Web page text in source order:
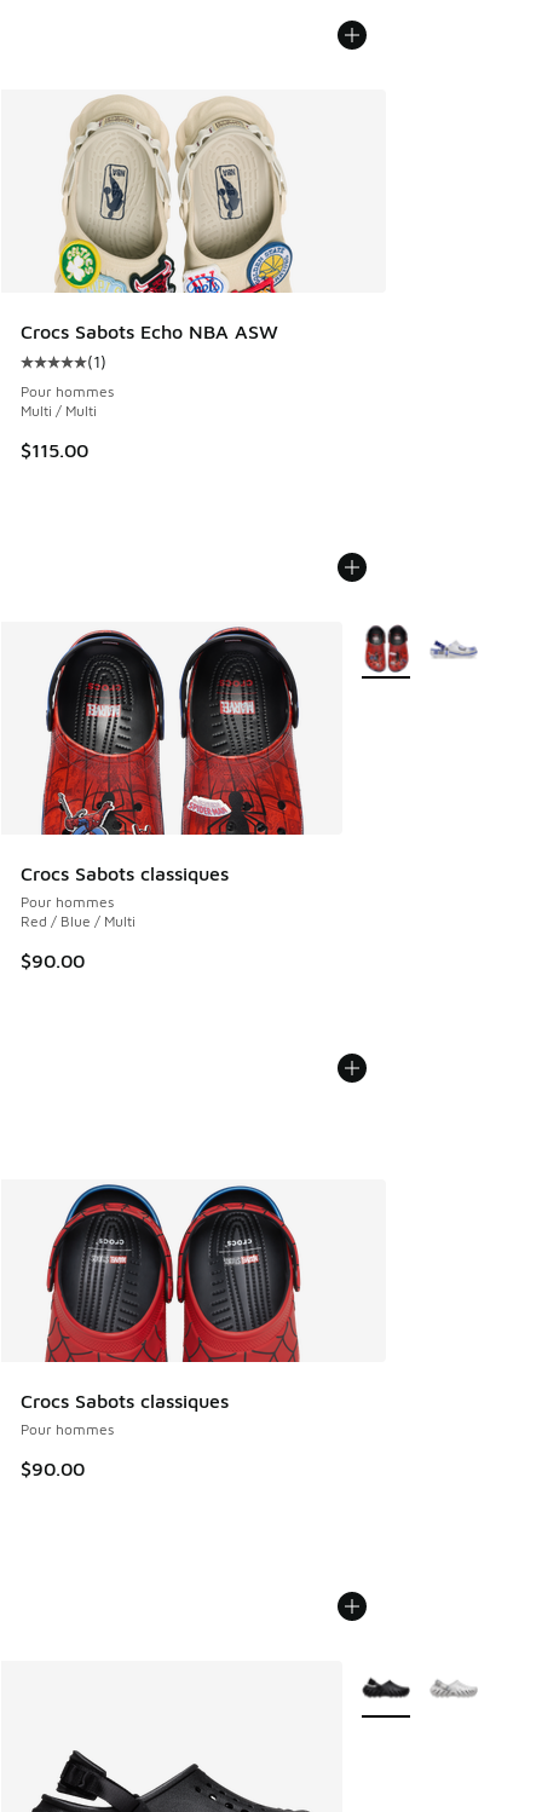
Crocs Sabots Echo NBA ASW
Cote moyenne du client - [5 sur 5 étoiles], 1 commentaires
(1)
Pour hommes
Multi / Multi
$115.00
Crocs Sabots classiques
Pour hommes
Red / Blue / Multi
$90.00
Plus de couleurs
Crocs Sabots classiques
Pour hommes
$90.00
Plus de couleurs